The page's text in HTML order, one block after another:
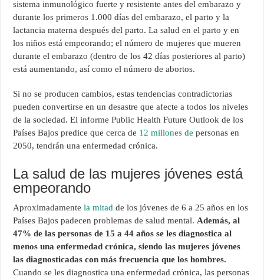
sistema inmunológico fuerte y resistente antes del embarazo y
durante los primeros 1.000 días del embarazo, el parto y la
lactancia materna después del parto. La salud en el parto y en
los niños está empeorando; el número de mujeres que mueren
durante el embarazo (dentro de los 42 días posteriores al parto)
está aumentando, así como el número de abortos.
Si no se producen cambios, estas tendencias contradictorias
pueden convertirse en un desastre que afecte a todos los niveles
de la sociedad. El informe Public Health Future Outlook de los
Países Bajos predice que cerca de 12 millones de personas en
2050, tendrán una enfermedad crónica.
La salud de las mujeres jóvenes está
empeorando
Aproximadamentela mitad de los jóvenes de 6 a 25 años en los
Países Bajos padecen problemas de salud mental.Además, al
47% de las personas de 15 a 44 años se les diagnostica al
menos una enfermedad crónica, siendo las mujeres jóvenes
las diagnosticadas con más frecuencia que los hombres.
Cuando se les diagnostica una enfermedad crónica, las personas